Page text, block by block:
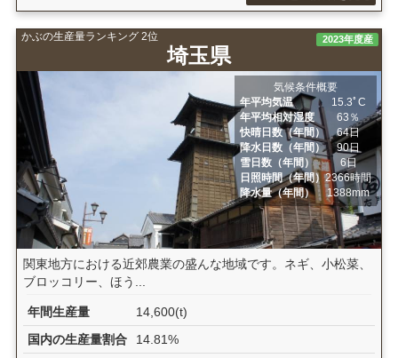
かぶの生産量ランキング 2位
埼玉県
2023年度産
気候条件概要
年平均気温
15.3ﾟC
年平均相対湿度
63％
快晴日数（年間）
64日
降水日数（年間）
90日
雪日数（年間）
6日
日照時間（年間）2366時間
降水量（年間）
1388mm
関東地方における近郊農業の盛んな地域です。ネギ、小松菜、
ブロッコリー、ほう...
年間生産量
14,600(t)
国内の生産量割合
14.81%